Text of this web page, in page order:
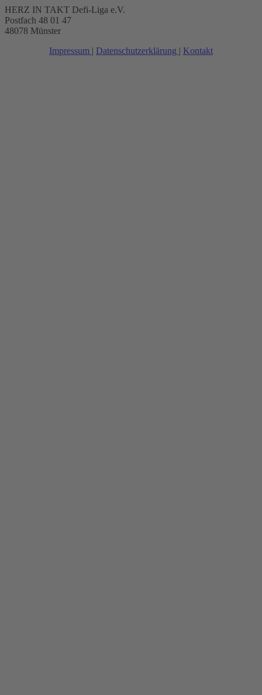
HERZ IN TAKT Defi-Liga e.V.
Postfach 48 01 47
48078 Münster
Impressum | Datenschutzerklärung | Kontakt